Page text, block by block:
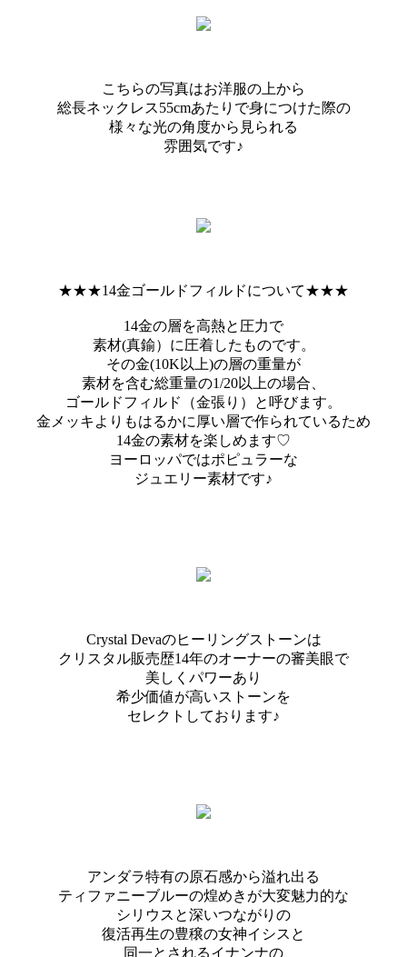
こちらの写真はお洋服の上から
総長ネックレス55cmあたりで身につけた際の
様々な光の角度から見られる
雰囲気です♪
★★★14金ゴールドフィルドについて★★★
14金の層を高熱と圧力で
素材(真鍮）に圧着したものです。
その金(10K以上)の層の重量が
素材を含む総重量の1/20以上の場合、
ゴールドフィルド（金張り）と呼びます。
金メッキよりもはるかに厚い層で作られているため
14金の素材を楽しめます♡
ヨーロッパではポピュラーな
ジュエリー素材です♪
Crystal Devaのヒーリングストーンは
クリスタル販売歴14年のオーナーの審美眼で
美しくパワーあり
希少価値が高いストーンを
セレクトしております♪
アンダラ特有の原石感から溢れ出る
ティファニーブルーの煌めきが大変魅力的な
シリウスと深いつながりの
復活再生の豊穣の女神イシスと
同一とされるイナンナの